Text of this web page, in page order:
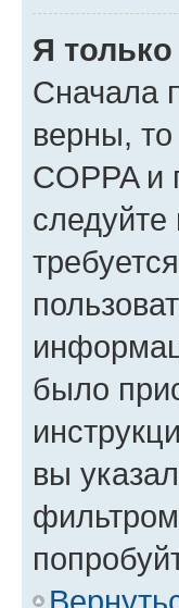
Я
Сначала
верны,
COPPA и
было
вы